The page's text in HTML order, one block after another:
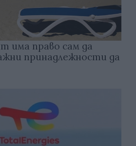
има право сам да
принадлежности да